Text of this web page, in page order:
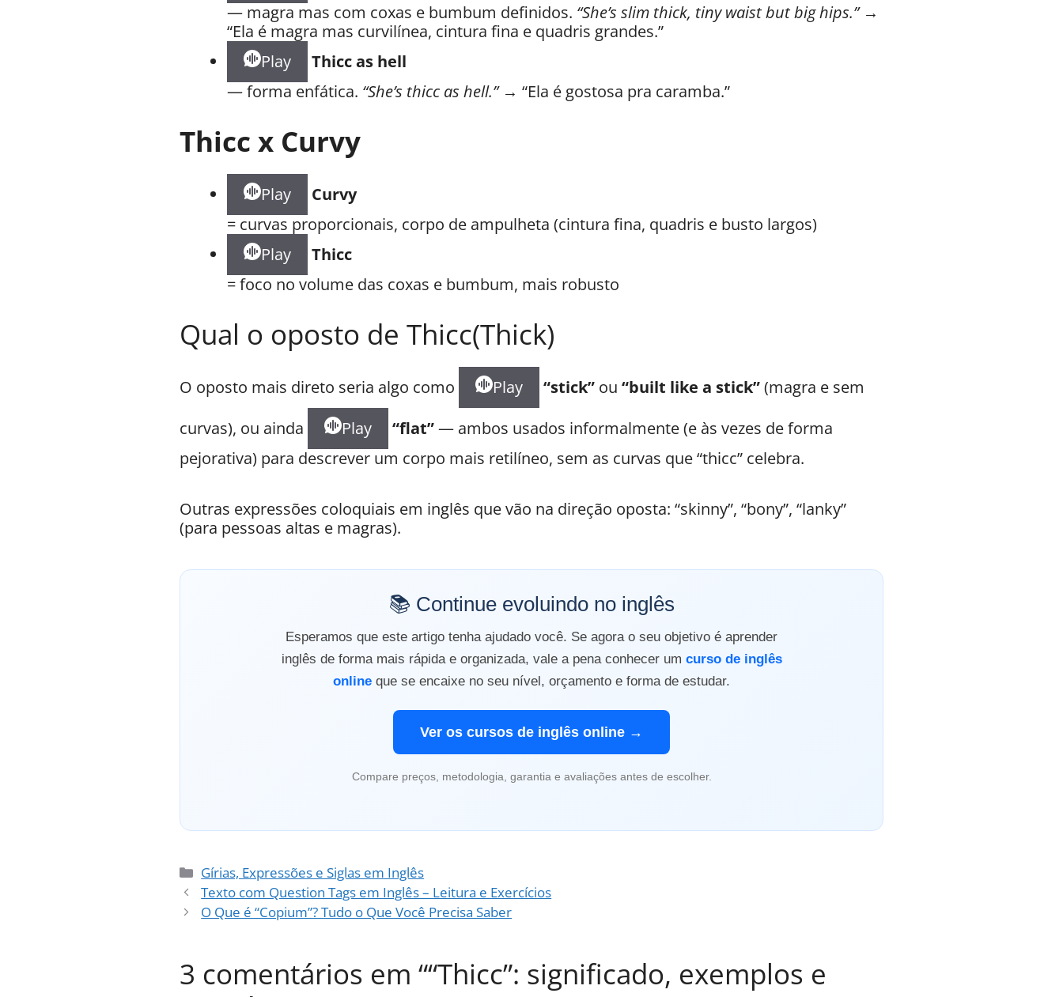
— magra mas com coxas e bumbum definidos. “She’s slim thick, tiny waist but big hips.”→
“Ela é magra mas curvilínea, cintura fina e quadris grandes.”
Play
Thicc as hell
— forma enfática. “She’s thicc as hell.”→ “Ela é gostosa pra caramba.”
Thicc x Curvy
Play
Curvy
= curvas proporcionais, corpo de ampulheta (cintura fina, quadris e busto largos)
Play
Thicc
= foco no volume das coxas e bumbum, mais robusto
Qual o oposto de Thicc(Thick)
O oposto mais direto seria algo como Play “stick” ou “built like a stick”(magra e sem
curvas), ou ainda
Play “flat”— ambos usados informalmente (e às vezes de forma
pejorativa) para descrever um corpo mais retilíneo, sem as curvas que “thicc” celebra.
Outras expressões coloquiais em inglês que vão na direção oposta: “skinny”, “bony”, “lanky”
(para pessoas altas e magras).
📚 Continue evoluindo no inglês
Esperamos que este artigo tenha ajudado você. Se agora o seu objetivo é aprender
inglês de forma mais rápida e organizada, vale a pena conhecer um curso de inglês
online que se encaixe no seu nível, orçamento e forma de estudar.
Ver os cursos de inglês online →
Compare preços, metodologia, garantia e avaliações antes de escolher.
Categorias
Gírias, Expressões e Siglas em Inglês
Texto com Question Tags em Inglês – Leitura e Exercícios
O Que é “Copium”? Tudo o Que Você Precisa Saber
3 comentários em ““Thicc”: significado, exemplos e